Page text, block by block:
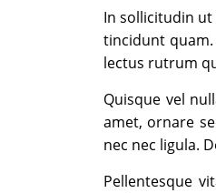
In sollicitudin
tincidunt
lectus rutrum
Quisque vel
amet, ornare
nec nec ligula.
Pellentesque